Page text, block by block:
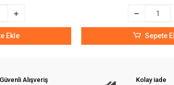
Ekle Sepete
Güvenli Alışveriş Kolay iade